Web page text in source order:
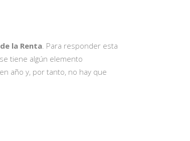
la Renta. Para responder esta
tiene algún elemento
año y, por tanto, no hay que